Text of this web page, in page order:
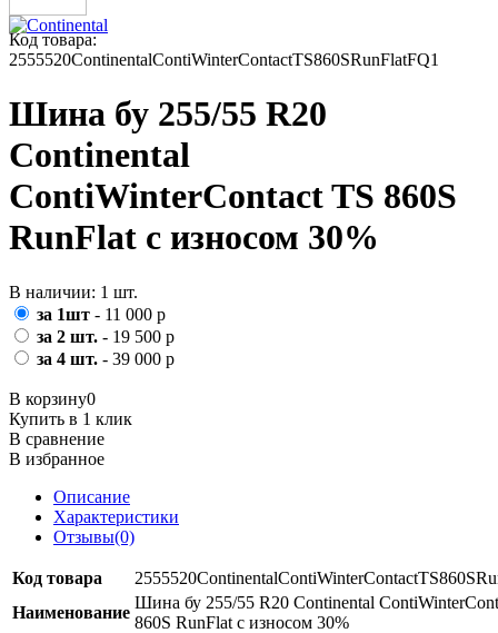
Код товара:
2555520ContinentalContiWinterContactTS860SRunFlatFQ1
Шина бу 255/55 R20
Continental
ContiWinterContact TS 860S
RunFlat с износом 30%
В наличии: 1 шт.
за 1шт - 11 000 р
за 2 шт. - 19 500 р
за 4 шт. - 39 000 р
В корзину0
Купить в 1 клик
В сравнение
В избранное
Описание
Характеристики
Отзывы(0)
Код товара
Наименование
Шина бу 255/55 R20 Continental
860S RunFlat с износом 30%